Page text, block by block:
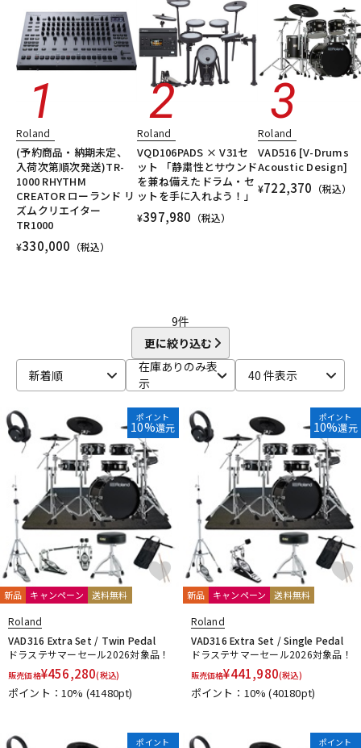
Roland
(予約商品・納期未定、
入荷次第順次発送)TR-
1000 RHYTHM
CREATOR ローランド リ
ズムクリエイター
TR1000
¥330,000 （税込）
Roland
VQD106PADS × V31セ
ット 「静粛性とサウンド
を兼ね備えたドラム・セ
ットを手に入れよう！」
¥397,980 （税込）
Roland
VAD516 [V-Drums
Acoustic Design]
¥722,370 （税込）
9件
更に絞り込む
新着順
在庫ありのみ表
示
40 件表示
ポイント
10%還元
新品 キャンペーン 送料無料
Roland
VAD316 Extra Set / Twin Pedal
ドラステサマーセール2026対象品！
販売価格¥456,280(税込)
ポイント：10% (41480pt)
ポイント
10%還元
新品 キャンペーン 送料無料
Roland
VAD316 Extra Set / Single Pedal
ドラステサマーセール2026対象品！
販売価格¥441,980(税込)
ポイント：10%(40180pt)
ポイント ポイント